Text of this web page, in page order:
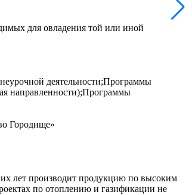
для овладения той или иной
деятельности;Программы
направленности);Программы
Городище»
лет производит продукцию по высоким
по отоплению и газификации не